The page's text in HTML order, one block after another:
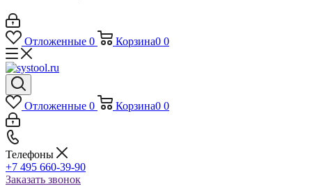
Отложенные 0 Корзина0 0
Отложенные 0 Корзина0 0
Телефоны
+7 495 660-39-90
Заказать звонок